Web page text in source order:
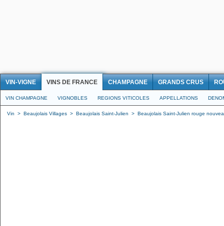
VIN-VIGNE VINS DE FRANCE CHAMPAGNE GRANDS CRUS
VIN CHAMPAGNE VIGNOBLES REGIONS VITICOLES APPELLATIONS
Vin > Beaujolais Villages > Beaujolais Saint-Julien > Beaujolais Saint-Julien rouge